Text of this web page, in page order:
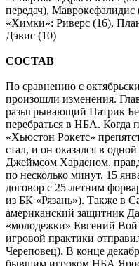
передач), Маврокефалидис
«Химки»: Риверс (16),
Дэвис (10)
СОСТАВ
По сравнению с
произошли изменения.
разыгрывающий Патрик
перебраться в НБА. Когда
«Хьюстон Рокетс»
стал, и он оказался в
Джеймсом Харденом,
по несколько минут. 15
договор с 25-летним
из БК «Рязань»). Также в
американский защитник
«молодежки» Евгений
игровой практики
Череповец). В конце
бывшим игроком НБА